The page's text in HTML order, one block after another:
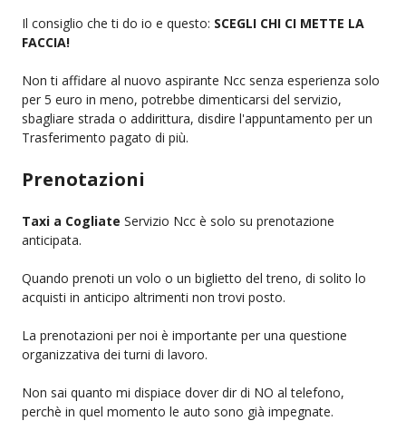
Il consiglio che ti do io e questo: SCEGLI CHI CI METTE LA
FACCIA!
Non ti affidare al nuovo aspirante Ncc senza esperienza solo
per 5 euro in meno, potrebbe dimenticarsi del servizio,
sbagliare strada o addirittura, disdire l'appuntamento per un
Trasferimento pagato di più.
Prenotazioni
Taxi a Cogliate Servizio Ncc è solo su prenotazione
anticipata.
Quando prenoti un volo o un biglietto del treno, di solito lo
acquisti in anticipo altrimenti non trovi posto.
La prenotazioni per noi è importante per una questione
organizzativa dei turni di lavoro.
Non sai quanto mi dispiace dover dir di NO al telefono,
perchè in quel momento le auto sono già impegnate.